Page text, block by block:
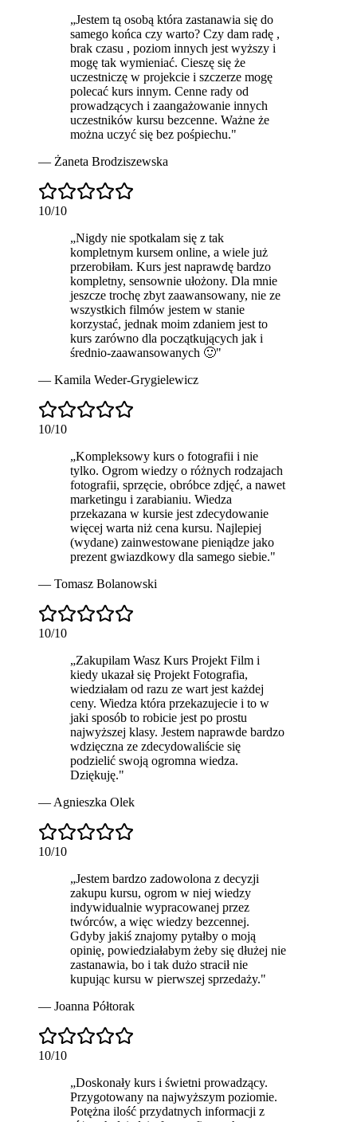
„Jestem tą osobą która zastanawia się do
samego końca czy warto? Czy dam radę ,
brak czasu , poziom innych jest wyższy i
mogę tak wymieniać. Cieszę się że
uczestniczę w projekcie i szczerze mogę
polecać kurs innym. Cenne rady od
prowadzących i zaangażowanie innych
uczestników kursu bezcenne. Ważne że
można uczyć się bez pośpiechu."
— Żaneta Brodziszewska
10/10
„Nigdy nie spotkalam się z tak
kompletnym kursem online, a wiele już
przerobiłam. Kurs jest naprawdę bardzo
kompletny, sensownie ułożony. Dla mnie
jeszcze trochę zbyt zaawansowany, nie ze
wszystkich filmów jestem w stanie
korzystać, jednak moim zdaniem jest to
kurs zarówno dla początkujących jak i
średnio-zaawansowanych 🙂"
— Kamila Weder-Grygielewicz
10/10
„Kompleksowy kurs o fotografii i nie
tylko. Ogrom wiedzy o różnych rodzajach
fotografii, sprzęcie, obróbce zdjęć, a nawet
marketingu i zarabianiu. Wiedza
przekazana w kursie jest zdecydowanie
więcej warta niż cena kursu. Najlepiej
(wydane) zainwestowane pieniądze jako
prezent gwiazdkowy dla samego siebie."
— Tomasz Bolanowski
10/10
„Zakupilam Wasz Kurs Projekt Film i
kiedy ukazał się Projekt Fotografia,
wiedziałam od razu ze wart jest każdej
ceny. Wiedza która przekazujecie i to w
jaki sposób to robicie jest po prostu
najwyższej klasy. Jestem naprawde bardzo
wdzięczna ze zdecydowaliście się
podzielić swoją ogromna wiedza.
Dziękuję."
— Agnieszka Olek
10/10
„Jestem bardzo zadowolona z decyzji
zakupu kursu, ogrom w niej wiedzy
indywidualnie wypracowanej przez
twórców, a więc wiedzy bezcennej.
Gdyby jakiś znajomy pytałby o moją
opinię, powiedziałabym żeby się dłużej nie
zastanawia, bo i tak dużo stracił nie
kupując kursu w pierwszej sprzedaży."
— Joanna Półtorak
10/10
„Doskonały kurs i świetni prowadzący.
Przygotowany na najwyższym poziomie.
Potężna ilość przydatnych informacji z